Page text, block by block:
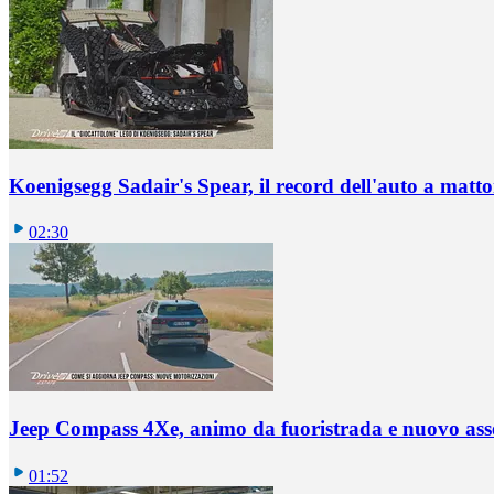
Koenigsegg Sadair's Spear, il record dell'auto a
02:30
Jeep Compass 4Xe, animo da fuoristrada e nuovo
01:52